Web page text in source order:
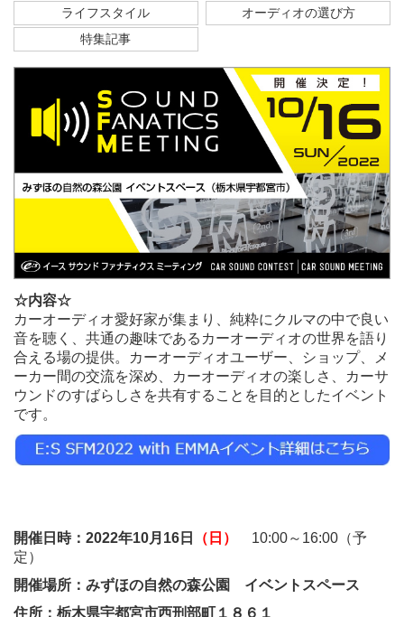
ライフスタイル
オーディオの選び方
特集記事
☆内容☆
カーオーディオ愛好家が集まり、純粋にクルマの中で良い
音を聴く、共通の趣味であるカーオーディオの世界を語り
合える場の提供。カーオーディオユーザー、ショップ、メ
ーカー間の交流を深め、カーオーディオの楽しさ、カーサ
ウンドのすばらしさを共有することを目的としたイベント
です。
開催日時：2022年10月16日 （日）
10:00～16:00（予
定）
開催場所：みずほの自然の森公園 イベントスペース
住所：栃木県宇都宮市西刑部町１８６１